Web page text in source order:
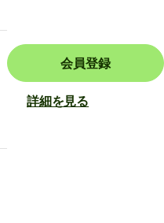
会員登録
詳細を見る